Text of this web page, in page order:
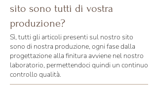
sito sono tutti di vostra
produzione?
Sì, tutti gli articoli presenti sul nostro sito
sono di nostra produzione, ogni fase dalla
progettazione alla finitura avviene nel nostro
laboratorio, permettendoci quindi un continuo
controllo qualità.